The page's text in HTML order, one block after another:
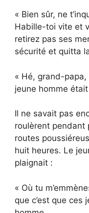
« Bien sûr, ne
Habille-toi vite et
retirez pas ses
sécurité et quitta
« Hé, grand-papa,
jeune homme
Il ne savait pas
roulèrent pendant
routes
huit heures. Le
plaignait :
« Où tu
que c’est que ces